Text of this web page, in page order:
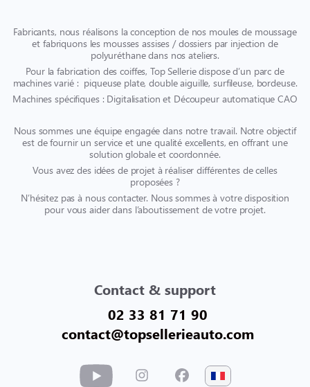
Fabricants, nous réalisons la conception de nos moules de moussage
et fabriquons les mousses assises / dossiers par injection de
polyuréthane dans nos ateliers.
Pour la fabrication des coiffes, Top Sellerie dispose d’un parc de
machines varié : piqueuse plate, double aiguille, surfileuse, bordeuse.
Machines spécifiques : Digitalisation et Découpeur automatique CAO
Nous sommes une équipe engagée dans notre travail. Notre objectif
est de fournir un service et une qualité excellents, en offrant une
solution globale et coordonnée.
Vous avez des idées de projet à réaliser différentes de celles
proposées ?
N’hésitez pas à nous contacter. Nous sommes à votre disposition
pour vous aider dans l’aboutissement de votre projet.
Contact & support
02 33 81 71 90
contact@topsellerieauto.com